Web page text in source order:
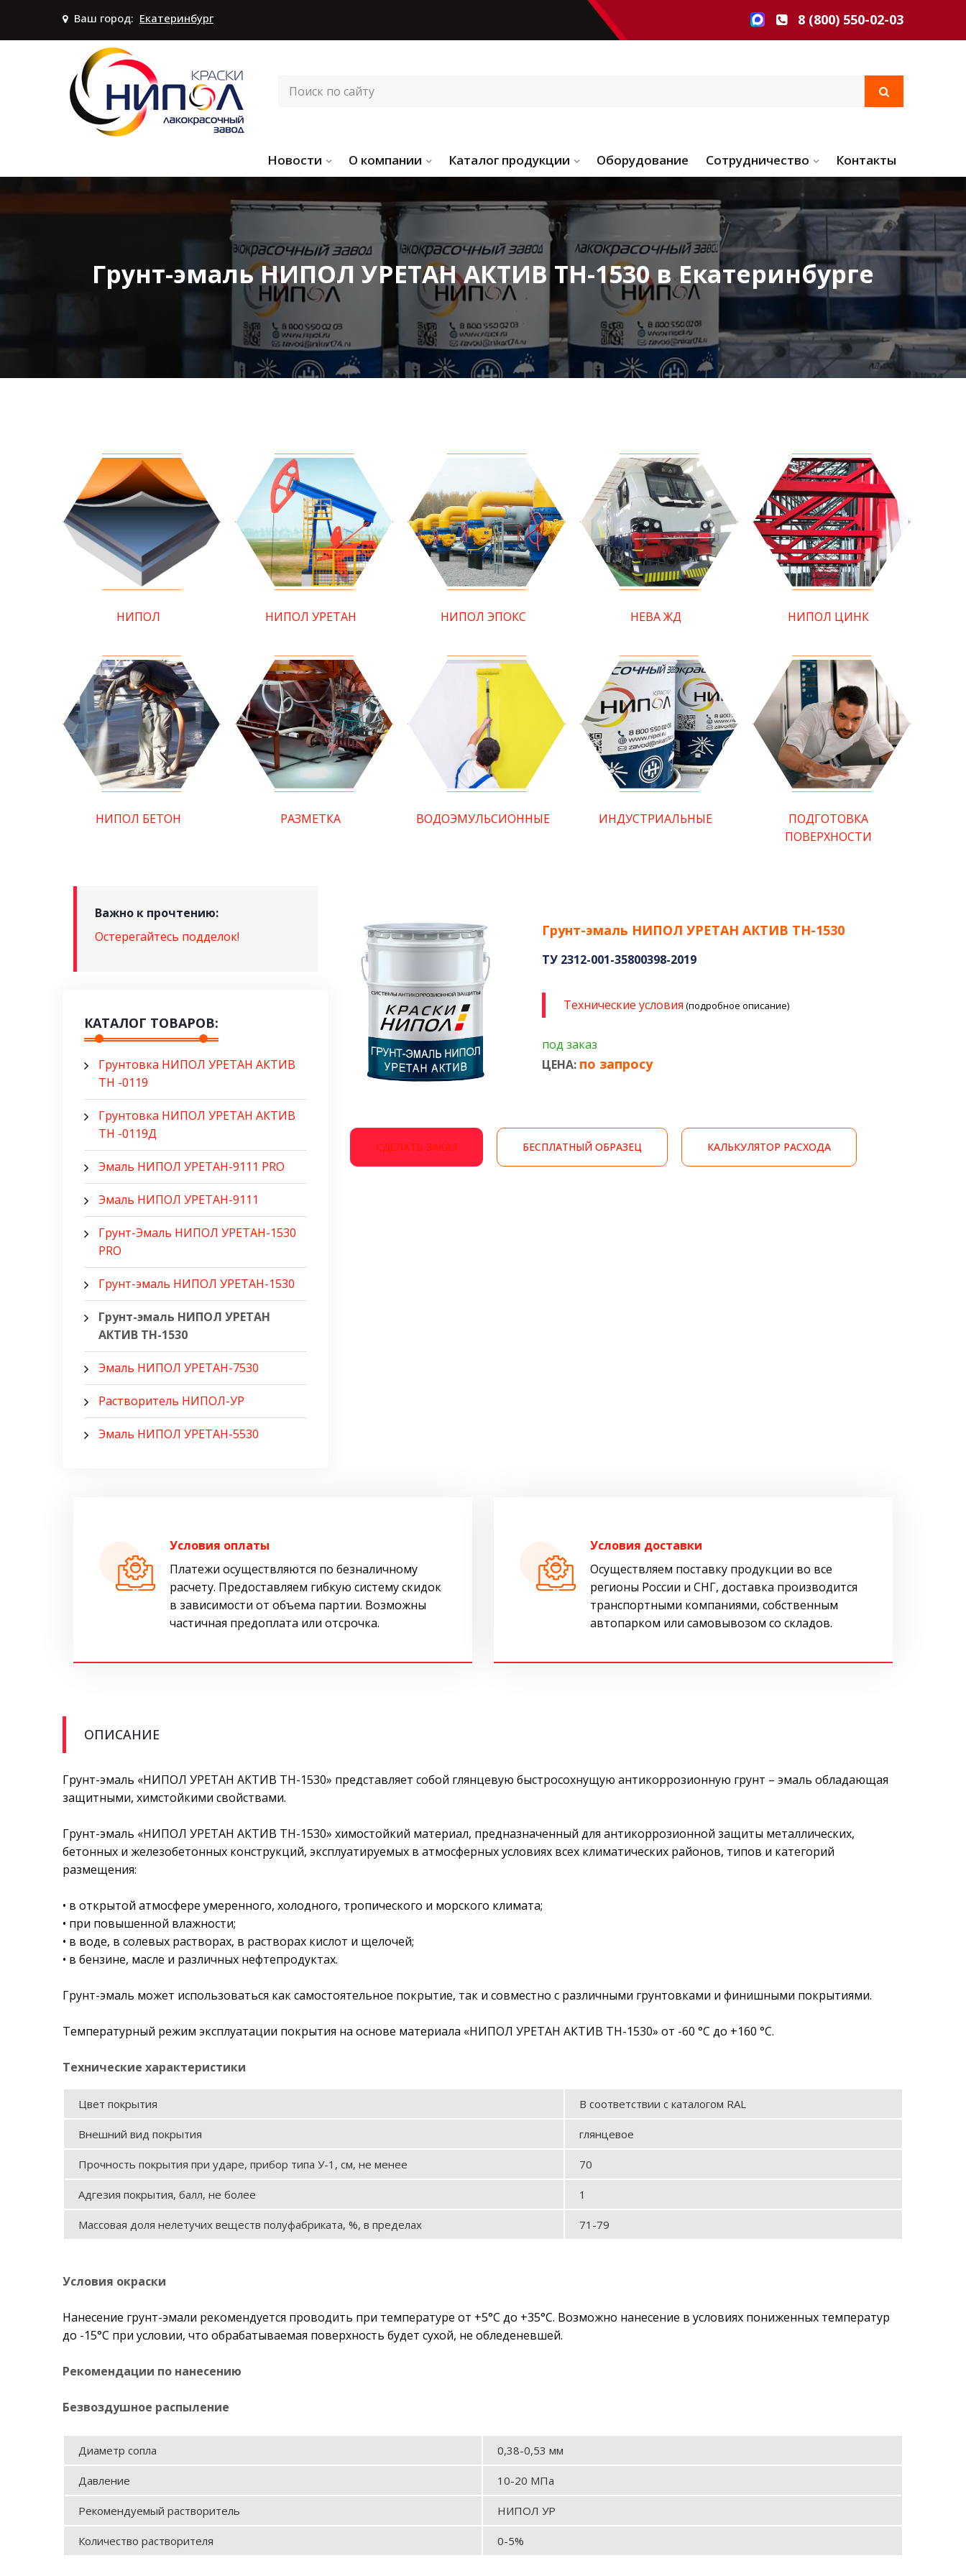
Ваш город: Екатеринбург 8 (800) 550-02-03
Новости О компании Каталог продукции Оборудование Сотрудничество Контакты
Грунт-эмаль НИПОЛ УРЕТАН АКТИВ ТН-1530 в Екатеринбурге
НИПОЛ НИПОЛ УРЕТАН НИПОЛ ЭПОКС НЕВА ЖД НИПОЛ ЦИНК
НИПОЛ БЕТОН РАЗМЕТКА ВОДОЭМУЛЬСИОННЫЕ ИНДУСТРИАЛЬНЫЕ
ПОДГОТОВКА
ПОВЕРХНОСТИ
Важно к прочтению:
Остерегайтесь подделок!
КАТАЛОГ ТОВАРОВ:
Грунтовка НИПОЛ УРЕТАН АКТИВ
ТН -0119
Грунтовка НИПОЛ УРЕТАН АКТИВ
ТН -0119Д
Эмаль НИПОЛ УРЕТАН-9111 PRO
Эмаль НИПОЛ УРЕТАН-9111
Грунт-Эмаль НИПОЛ УРЕТАН-1530
PRO
Грунт-эмаль НИПОЛ УРЕТАН-1530
Грунт-эмаль НИПОЛ УРЕТАН
АКТИВ ТН-1530
Эмаль НИПОЛ УРЕТАН-7530
Растворитель НИПОЛ-УР
Эмаль НИПОЛ УРЕТАН-5530
Грунт-эмаль НИПОЛ УРЕТАН АКТИВ ТН-1530
ТУ 2312-001-35800398-2019
Технические условия (подробное описание)
под заказ
ЦЕНА: по запросу
СДЕЛАТЬ ЗАКАЗ БЕСПЛАТНЫЙ ОБРАЗЕЦ КАЛЬКУЛЯТОР РАСХОДА
Условия оплаты
Платежи осуществляются по безналичному
расчету. Предоставляем гибкую систему скидок
в зависимости от объема партии. Возможны
частичная предоплата или отсрочка.
Условия доставки
Осуществляем поставку продукции во все
регионы России и СНГ, доставка производится
транспортными компаниями, собственным
автопарком или самовывозом со складов.
ОПИСАНИЕ
Грунт-эмаль «НИПОЛ УРЕТАН АКТИВ ТН-1530» представляет собой глянцевую быстросохнущую антикоррозионную грунт – эмаль обладающая
защитными, химстойкими свойствами.
Грунт-эмаль «НИПОЛ УРЕТАН АКТИВ ТН-1530» химостойкий материал, предназначенный для антикоррозионной защиты металлических,
бетонных и железобетонных конструкций, эксплуатируемых в атмосферных условиях всех климатических районов, типов и категорий
размещения:
• в открытой атмосфере умеренного, холодного, тропического и морского климата;
• при повышенной влажности;
• в воде, в солевых растворах, в растворах кислот и щелочей;
• в бензине, масле и различных нефтепродуктах.
Грунт-эмаль может использоваться как самостоятельное покрытие, так и совместно с различными грунтовками и финишными покрытиями.
Температурный режим эксплуатации покрытия на основе материала «НИПОЛ УРЕТАН АКТИВ ТН-1530» от -60 °С до +160 °С.
Технические характеристики
Цвет покрытия В соответствии с каталогом RAL
Внешний вид покрытия глянцевое
Прочность покрытия при ударе, прибор типа У-1, см, не менее 70
Адгезия покрытия, балл, не более 1
Массовая доля нелетучих веществ полуфабриката, %, в пределах 71-79
Условия окраски
Нанесение грунт-эмали рекомендуется проводить при температуре от +5°С до +35°С. Возможно нанесение в условиях пониженных температур
до -15°С при условии, что обрабатываемая поверхность будет сухой, не обледеневшей.
Рекомендации по нанесению
Безвоздушное распыление
Диаметр сопла 0,38-0,53 мм
Давление 10-20 МПа
Рекомендуемый растворитель НИПОЛ УР
Количество растворителя 0-5%